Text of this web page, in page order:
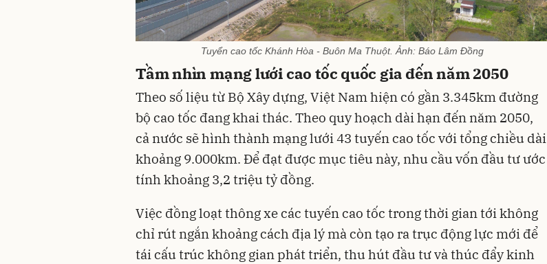
Tuyển cao tốc Khánh Hòa - Buôn Ma Thuột. Ảnh: Báo Lâm Đồng
Tầm nhìn mạng lưới cao tốc quốc gia đến năm 2050
Theo số liệu từ Bộ Xây dựng, Việt Nam hiện có gần 3.345km đường
bộ cao tốc đang khai thác. Theo quy hoạch dài hạn đến năm 2050,
cả nước sẽ hình thành mạng lưới 43 tuyến cao tốc với tổng chiều dài
khoảng 9.000km. Để đạt được mục tiêu này, nhu cầu vốn đầu tư ước
tính khoảng 3,2 triệu tỷ đồng.
Việc đồng loạt thông xe các tuyến cao tốc trong thời gian tới không
chỉ rút ngắn khoảng cách địa lý mà còn tạo ra trục động lực mới để
tái cấu trúc không gian phát triển, thu hút đầu tư và thúc đẩy kinh